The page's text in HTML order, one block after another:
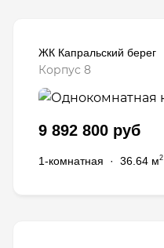
ЖК Капральский берег
Корпус 8
9 892 800 руб
1-комнатная · 36.64 м2